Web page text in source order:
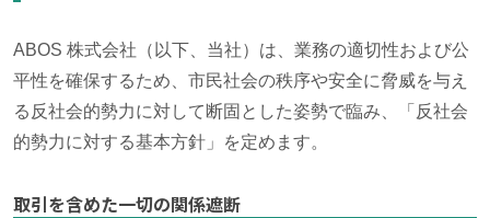
ABOS 株式会社（以下、当社）は、業務の適切性および公
平性を確保するため、市民社会の秩序や安全に脅威を与え
る反社会的勢力に対して断固とした姿勢で臨み、「反社会
的勢力に対する基本方針」を定めます。
取引を含めた一切の関係遮断